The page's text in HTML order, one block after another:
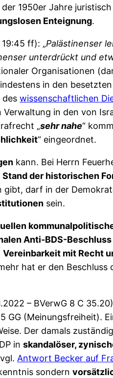
1950er Jahre
Enteignung.
ff): „Palästinenser
unterdrückt und
Organisationen
in den
deswissenschaftlichen
Verwaltung in den von
„sehr nahe“
“ eingeordnet.
kann. Bei Herrn
Stand der historischen
gibt, darf in der
sein.
Anti-BDS-Beschluss
Vereinbarkeit mit Recht
hat er den
– BVerwG 8 C
GG (Meinungsfreiheit).
Der damals
inskandalöser,
Antwort Becker auf
sondern